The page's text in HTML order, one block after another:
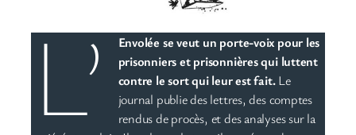
L’
Envolée se veut un porte-voix pour les
prisonniers et prisonnières qui luttent
contre le sort qui leur est fait.Le
journal publie des lettres, des comptes
rendus de procès, et des analyses sur la